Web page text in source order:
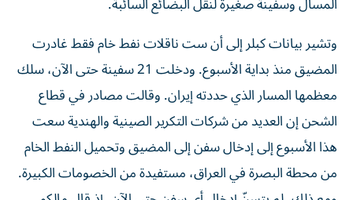
وتشير بيانات كبلر إلى أن ست ناقلات نفط خام فقط غادرت
المضيق منذ بداية الأسبوع. ودخلت 21 سفينة حتى الآن، سلك
معظمها المسار الذي حددته إيران. وقالت مصادر في قطاع
الشحن إن ​العديد من شركات التكرير الصينية والهندية سعت
هذا الأسبوع إلى ‌إدخال سفن إلى المضيق وتحميل النفط الخام
من محطة البصرة في العراق، مستفيدة من الخصومات الكبيرة.